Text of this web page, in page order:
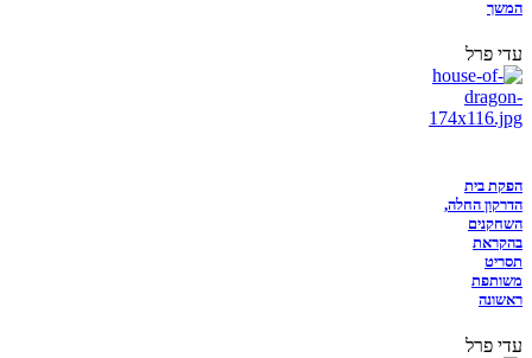
המשך
עדי פרל
הפקת בית
הדרקון החלה,
השחקנים
בהקראת
תסריט
משותפת
ראשונה
עדי פרל